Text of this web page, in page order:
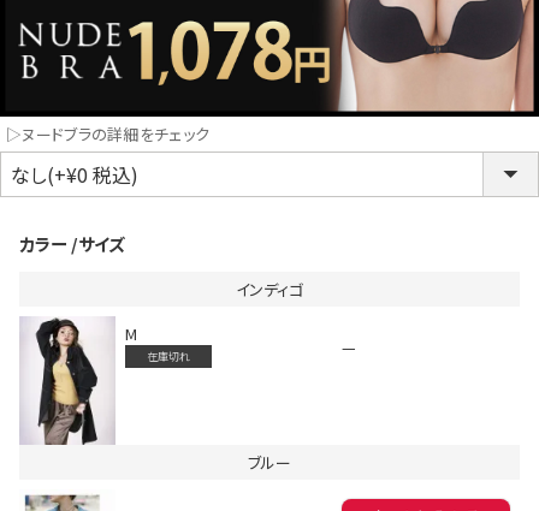
LINE連携でクーポンもらえる!!
同一商品まとめ買いキャンペーン
インスタ写真投稿キャンペーン！
▷ヌードブラの詳細をチェック
カラー サイズ
インディゴ
M
在庫切れ —
ブルー